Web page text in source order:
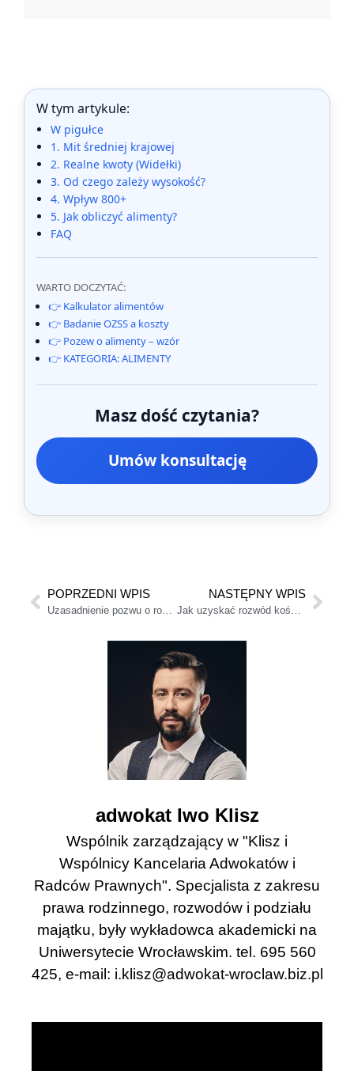
W tym artykule:
W pigułce
1. Mit średniej krajowej
2. Realne kwoty (Widełki)
3. Od czego zależy wysokość?
4. Wpływ 800+
5. Jak obliczyć alimenty?
FAQ
WARTO DOCZYTAĆ:
👉 Kalkulator alimentów
👉 Badanie OZSS a koszty
👉 Pozew o alimenty – wzór
👉 KATEGORIA: ALIMENTY
Masz dość czytania?
Umów konsultację
POPRZEDNI WPIS
Uzasadnienie pozwu o rozwód
NASTĘPNY WPIS
Jak uzyskać rozwód kościelny
adwokat Iwo Klisz
Wspólnik zarządzający w "Klisz i
Wspólnicy Kancelaria Adwokatów i
Radców Prawnych". Specjalista z zakresu
prawa rodzinnego, rozwodów i podziału
majątku, były wykładowca akademicki na
Uniwersytecie Wrocławskim. tel. 695 560
425, e-mail: i.klisz@adwokat-wroclaw.biz.pl